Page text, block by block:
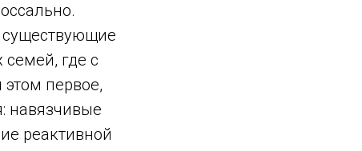
существующие
где с
первое,
навязчивые
реактивной